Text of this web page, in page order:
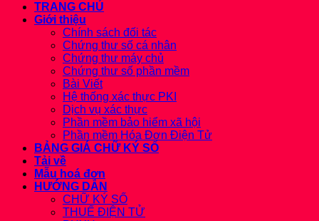
TRANG CHỦ
Giới thiệu
Chính sách đối tác
Chứng thư số cá nhân
Chứng thư máy chủ
Chứng thư số phần mềm
Bài Viết
Hệ thống xác thực PKI
Dịch vụ xác thực
Phần mềm bảo hiểm xã hội
Phần mềm Hóa Đơn Điện Tử
BẢNG GIÁ CHỮ KÝ SỐ
Tải về
Mẫu hoá đơn
HƯỚNG DẪN
CHỮ KÝ SỐ
THUẾ ĐIỆN TỬ